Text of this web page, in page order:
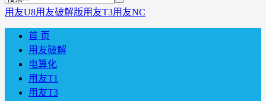
用友U8用友破解版用友T3用友NC
首 页
用友破解
电算化
用友T1
用友T3